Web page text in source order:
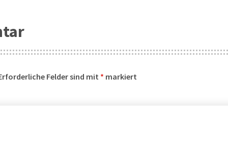
Felder sind mit * markiert